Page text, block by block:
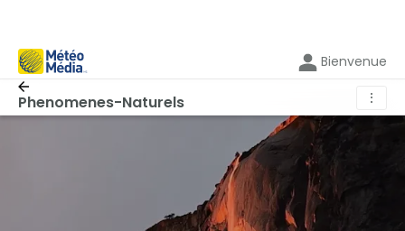
Bienvenue
Phenomenes-Naturels ⋮